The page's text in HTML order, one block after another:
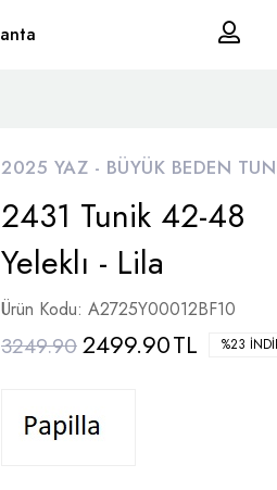
2025 YAZ - BÜYÜK BEDEN
2431 Tunik 42-48
Yeleklı - Lila
Ürün Kodu: A2725Y00012BF10
3249.902499.90TL %23